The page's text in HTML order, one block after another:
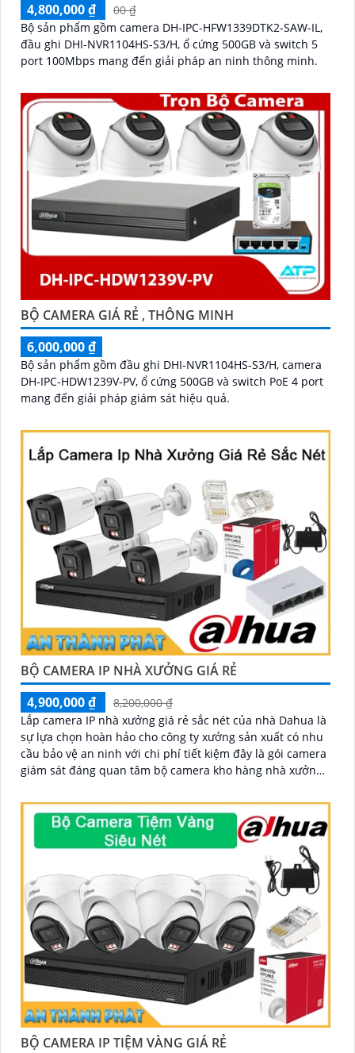
4,800,000 ₫
00 ₫
Bộ sản phẩm gồm camera DH-IPC-HFW1339DTK2-SAW-IL,
đầu ghi DHI-NVR1104HS-S3/H, ổ cứng 500GB và switch 5
port 100Mbps mang đến giải pháp an ninh thông minh.
BỘ CAMERA GIÁ RẺ , THÔNG MINH
6,000,000 ₫
Bộ sản phẩm gồm đầu ghi DHI-NVR1104HS-S3/H, camera
DH-IPC-HDW1239V-PV, ổ cứng 500GB và switch PoE 4 port
mang đến giải pháp giám sát hiệu quả.
BỘ CAMERA IP NHÀ XƯỞNG GIÁ RẺ
4,900,000 ₫
8,200,000 ₫
Lắp camera IP nhà xưởng giá rẻ sắc nét của nhà Dahua là
sự lựa chọn hoàn hảo cho công ty xưởng sản xuất có nhu
cầu bảo vệ an ninh với chi phí tiết kiệm đây là gói camera
giám sát đáng quan tâm bộ camera kho hàng nhà xưởng
lượng cao cho người dùng với bộ camera camera IP
Dahua bảo vệ an ninh cho xưởng sản xuất tuyệt đối.
BỘ CAMERA IP TIỆM VÀNG GIÁ RẺ